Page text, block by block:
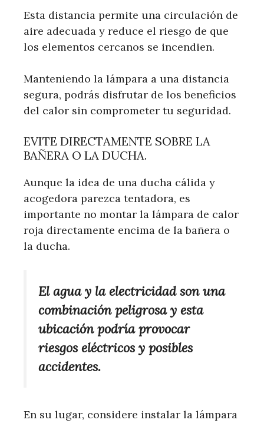
Esta distancia permite una circulación de
aire adecuada y reduce el riesgo de que
los elementos cercanos se incendien.
Manteniendo la lámpara a una distancia
segura, podrás disfrutar de los beneficios
del calor sin comprometer tu seguridad.
EVITE DIRECTAMENTE SOBRE LA
BAÑERA O LA DUCHA.
Aunque la idea de una ducha cálida y
acogedora parezca tentadora, es
importante no montar la lámpara de calor
roja directamente encima de la bañera o
la ducha.
El agua y la electricidad son una
combinación peligrosa y esta
ubicación podría provocar
riesgos eléctricos y posibles
accidentes.
En su lugar, considere instalar la lámpara